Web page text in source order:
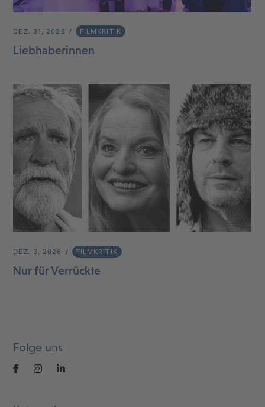
DEZ. 31, 2026 FILMKRITIK
Liebhaberinnen
DEZ. 3, 2026 FILMKRITIK
Nur für Verrückte
Folge uns